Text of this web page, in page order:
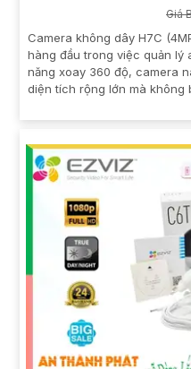
Giá
Camera không dây H7C
hàng đầu trong việc quản lý
năng xoay 360 độ, camera
diện tích rộng lớn mà không